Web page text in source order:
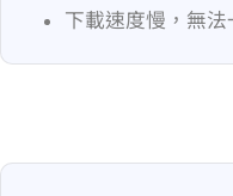
下載速度慢 ，無